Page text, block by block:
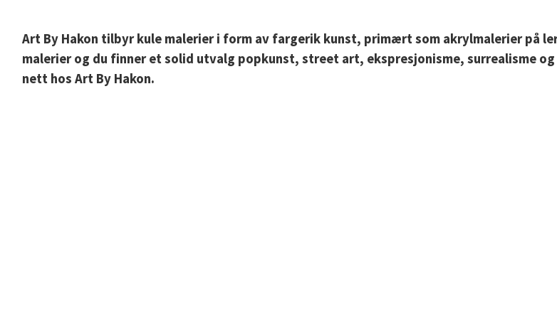
Art By Hakon tilbyr kule malerier i form av fargerik kunst, primært som akrylmalerier på
malerier og du finner et solid utvalg popkunst, street art, ekspresjonisme, surrealisme
nett hos Art By Hakon.